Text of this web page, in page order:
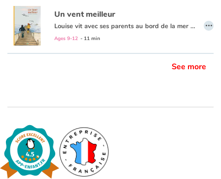
Un vent meilleur
Louise vit avec ses parents au bord de la mer dans le nord de la France. Elle aime passer du temps auprès de sa tante, une bricoleuse hors pair, et pratiquer son activité préférée : la chasse aux mouettes ! Un jour, sur la plage, elle fait la connaissance d’Asaf. Le jeune garçon vit avec sa famille, sous une tente de fortune, dans le bois près de chez elle. Ils ont fui leur pays en guerre...
Ages 9-12 - 11 min
…
See more